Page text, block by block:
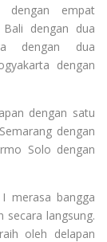
dengan empat
dengan dua
dengan dua
dengan
dengan satu
dengan
Solo dengan
merasa bangga
secara langsung.
oleh delapan